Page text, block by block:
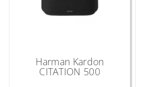
Harman Kardon
CITATION 500